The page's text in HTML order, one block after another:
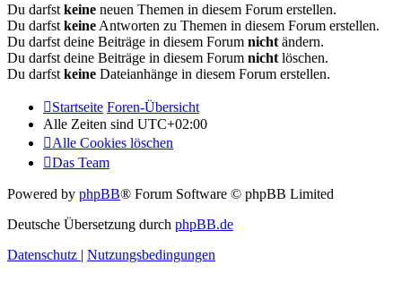
Du darfst keine neuen Themen in diesem Forum erstellen.
Du darfst keine Antworten zu Themen in diesem Forum erstellen.
Du darfst deine Beiträge in diesem Forum nicht ändern.
Du darfst deine Beiträge in diesem Forum nicht löschen.
Du darfst keine Dateianhänge in diesem Forum erstellen.
Startseite Foren-Übersicht
Alle Zeiten sind UTC+02:00
Alle Cookies löschen
Das Team
Powered by phpBB® Forum Software © phpBB Limited
Deutsche Übersetzung durch phpBB.de
Datenschutz | Nutzungsbedingungen